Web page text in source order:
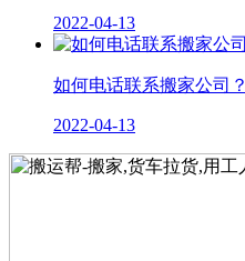
2022-04-13
如何电话联系搬家公司？
2022-04-13